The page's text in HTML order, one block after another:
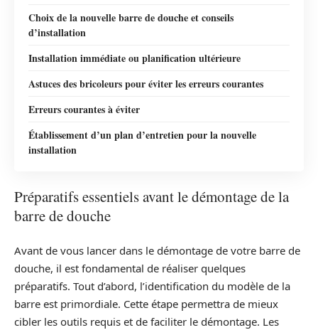
Choix de la nouvelle barre de douche et conseils
d’installation
Installation immédiate ou planification ultérieure
Astuces des bricoleurs pour éviter les erreurs courantes
Erreurs courantes à éviter
Établissement d’un plan d’entretien pour la nouvelle
installation
Préparatifs essentiels avant le démontage de la
barre de douche
Avant de vous lancer dans le démontage de votre barre de
douche, il est fondamental de réaliser quelques
préparatifs. Tout d’abord, l’identification du modèle de la
barre est primordiale. Cette étape permettra de mieux
cibler les outils requis et de faciliter le démontage. Les